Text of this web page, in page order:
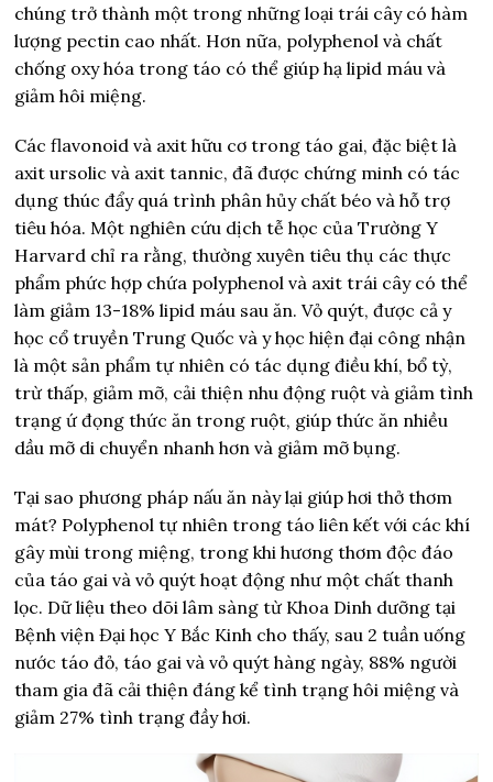
chúng trở thành một trong những loại trái cây có hàm
lượng pectin cao nhất. Hơn nữa, polyphenol và chất
chống oxy hóa trong táo có thể giúp hạ lipid máu và
giảm hôi miệng.
Các flavonoid và axit hữu cơ trong táo gai, đặc biệt là
axit ursolic và axit tannic, đã được chứng minh có tác
dụng thúc đẩy quá trình phân hủy chất béo và hỗ trợ
tiêu hóa. Một nghiên cứu dịch tễ học của Trường Y
Harvard chỉ ra rằng, thường xuyên tiêu thụ các thực
phẩm phức hợp chứa polyphenol và axit trái cây có thể
làm giảm 13-18% lipid máu sau ăn. Vỏ quýt, được cả y
học cổ truyền Trung Quốc và y học hiện đại công nhận
là một sản phẩm tự nhiên có tác dụng điều khí, bổ tỳ,
trừ thấp, giảm mỡ, cải thiện nhu động ruột và giảm tình
trạng ứ đọng thức ăn trong ruột, giúp thức ăn nhiều
dầu mỡ di chuyển nhanh hơn và giảm mỡ bụng.
Tại sao phương pháp nấu ăn này lại giúp hơi thở thơm
mát? Polyphenol tự nhiên trong táo liên kết với các khí
gây mùi trong miệng, trong khi hương thơm độc đáo
của táo gai và vỏ quýt hoạt động như một chất thanh
lọc. Dữ liệu theo dõi lâm sàng từ Khoa Dinh dưỡng tại
Bệnh viện Đại học Y Bắc Kinh cho thấy, sau 2 tuần uống
nước táo đỏ, táo gai và vỏ quýt hàng ngày, 88% người
tham gia đã cải thiện đáng kể tình trạng hôi miệng và
giảm 27% tình trạng đầy hơi.